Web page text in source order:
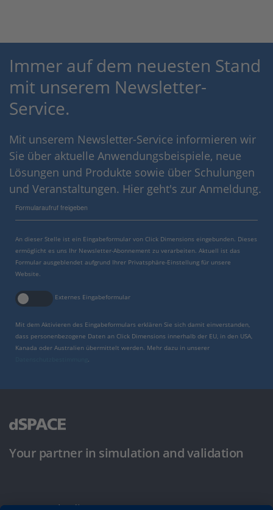
Immer auf dem neuesten Stand
mit unserem Newsletter-
Service.
Mit unserem Newsletter-Service informieren wir
Sie über aktuelle Anwendungsbeispiele, neue
Lösungen und Produkte sowie über Schulungen
und Veranstaltungen. Hier geht's zur Anmeldung.
Formularaufruf freigeben
An dieser Stelle ist ein Eingabeformular von Click Dimensions eingebunden. Dieses
ermöglicht es uns Ihr Newsletter-Abonnement zu verarbeiten. Aktuell ist das
Formular ausgeblendet aufgrund Ihrer Privatsphäre-Einstellung für unsere
Website.
Externes Eingabeformular
Mit dem Aktivieren des Eingabeformulars erklären Sie sich damit einverstanden,
dass personenbezogene Daten an Click Dimensions innerhalb der EU, in den USA,
Kanada oder Australien übermittelt werden. Mehr dazu in unserer
Your partner in simulation and validation